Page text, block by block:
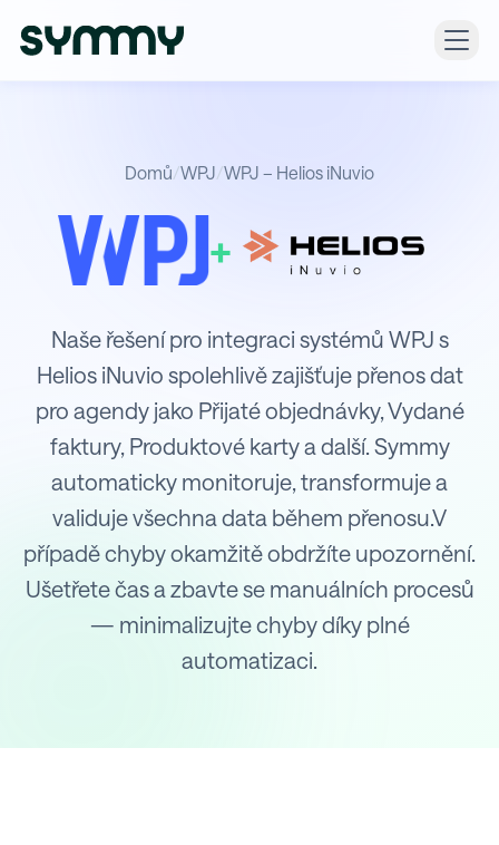
Domů/WPJ/WPJ – Helios iNuvio
+
Integrace WPJ s Helios iNuvio
Naše řešení pro integraci systémů WPJ s
Helios iNuvio spolehlivě zajišťuje přenos dat
pro agendy jako Přijaté objednávky, Vydané
faktury, Produktové karty a další. Symmy
automaticky monitoruje, transformuje a
validuje všechna data během přenosu.V
případě chyby okamžitě obdržíte upozornění.
Ušetřete čas a zbavte se manuálních procesů
— minimalizujte chyby díky plné
automatizaci.